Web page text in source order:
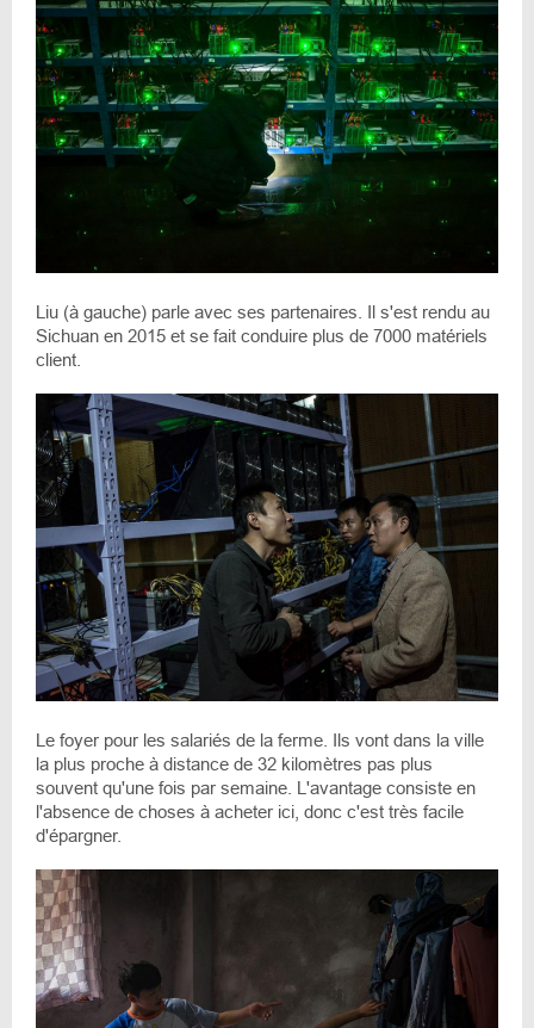
Liu (à gauche) parle avec ses partenaires. Il s'est rendu au
Sichuan en 2015 et se fait conduire plus de 7000 matériels
client.
Le foyer pour les salariés de la ferme. Ils vont dans la ville
la plus proche à distance de 32 kilomètres pas plus
souvent qu'une fois par semaine. L'avantage consiste en
l'absence de choses à acheter ici, donc c'est très facile
d'épargner.